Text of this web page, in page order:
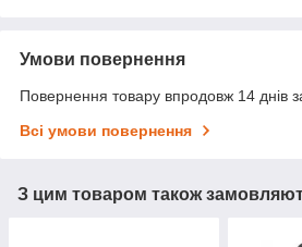
Умови повернення
Повернення товару впродовж 14 днів
Всі умови повернення
З цим товаром також